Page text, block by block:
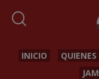
INICIO